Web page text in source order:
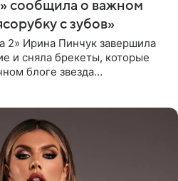
сообщила о важном
с зубов»
2» Ирина Пинчук завершила
и сняла брекеты, которые
блоге звезда